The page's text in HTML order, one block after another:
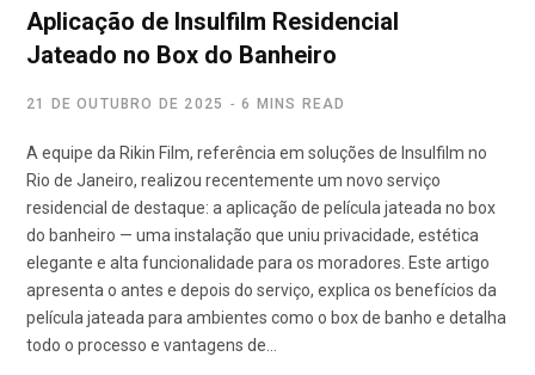
Aplicação de Insulfilm Residencial
Jateado no Box do Banheiro
21 DE OUTUBRO DE 2025 6 MINS READ
A equipe da Rikin Film, referência em soluções de Insulfilm no
Rio de Janeiro, realizou recentemente um novo serviço
residencial de destaque: a aplicação de película jateada no box
do banheiro — uma instalação que uniu privacidade, estética
elegante e alta funcionalidade para os moradores. Este artigo
apresenta o antes e depois do serviço, explica os benefícios da
película jateada para ambientes como o box de banho e detalha
todo o processo e vantagens de…